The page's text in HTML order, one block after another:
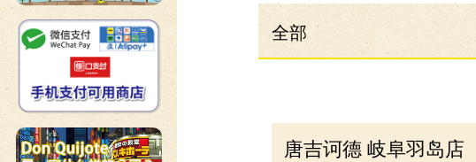
全部
唐吉诃德 岐阜羽岛店